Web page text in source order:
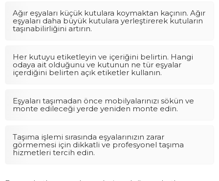
Ağır eşyaları küçük kutulara koymaktan kaçının. Ağır
eşyaları daha büyük kutulara yerleştirerek kutuların
taşınabilirliğini artırın.
Her kutuyu etiketleyin ve içeriğini belirtin. Hangi
odaya ait olduğunu ve kutunun ne tür eşyalar
içerdiğini belirten açık etiketler kullanın.
Eşyaları taşımadan önce mobilyalarınızı sökün ve
monte edileceği yerde yeniden monte edin.
Taşıma işlemi sırasında eşyalarınızın zarar
görmemesi için dikkatli ve profesyonel taşıma
hizmetleri tercih edin.